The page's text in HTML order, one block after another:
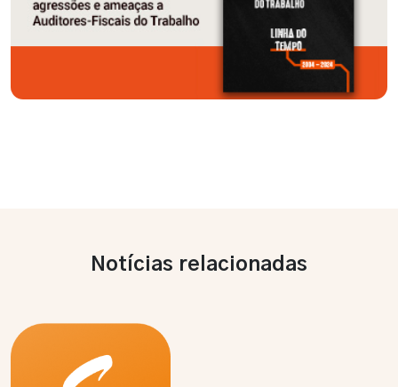
Notícias relacionadas